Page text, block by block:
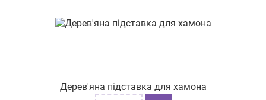
Дерев'яна підставка для хамона